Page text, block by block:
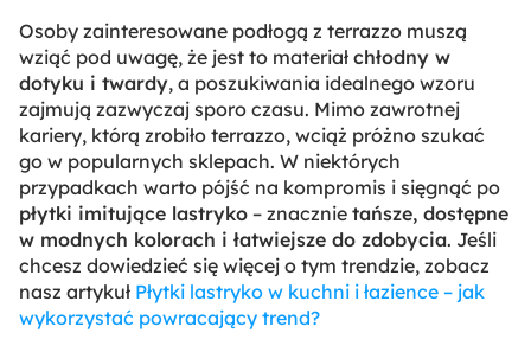
Osoby zainteresowane podłogą z terrazzo muszą
wziąć pod uwagę, że jest to materiał chłodny w
dotyku i twardy, a poszukiwania idealnego wzoru
zajmują zazwyczaj sporo czasu. Mimo zawrotnej
kariery, którą zrobiło terrazzo, wciąż próżno szukać
go w popularnych sklepach. W niektórych
przypadkach warto pójść na kompromis i sięgnąć po
płytki imitujące lastryko – znacznie tańsze, dostępne
w modnych kolorach i łatwiejsze do zdobycia. Jeśli
chcesz dowiedzieć się więcej o tym trendzie, zobacz
nasz artykuł Płytki lastryko w kuchni i łazience – jak
wykorzystać powracający trend?